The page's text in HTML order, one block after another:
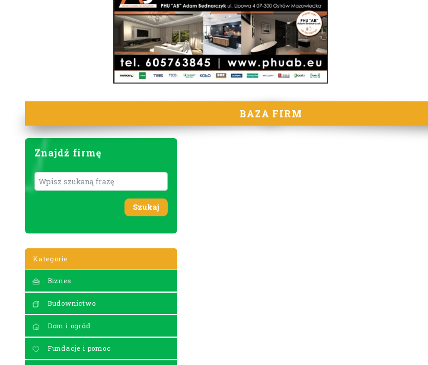
BAZA FIRM
Znajdź firmę
Wyszukaj
Kategorie
Biznes
Budownictwo
Dom i ogród
Fundacje i pomoc